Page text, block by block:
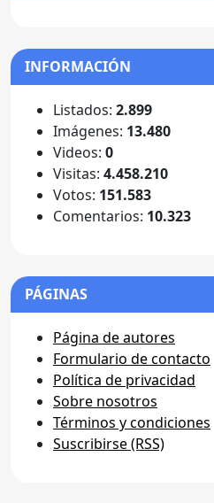
INFORMACIÓN
Listados: 2.899
Imágenes: 13.480
Videos: 0
Visitas: 4.458.210
Votos: 151.583
Comentarios: 10.323
PÁGINAS
Página de autores
Formulario de contacto
Política de privacidad
Sobre nosotros
Términos y condiciones
Suscribirse (RSS)